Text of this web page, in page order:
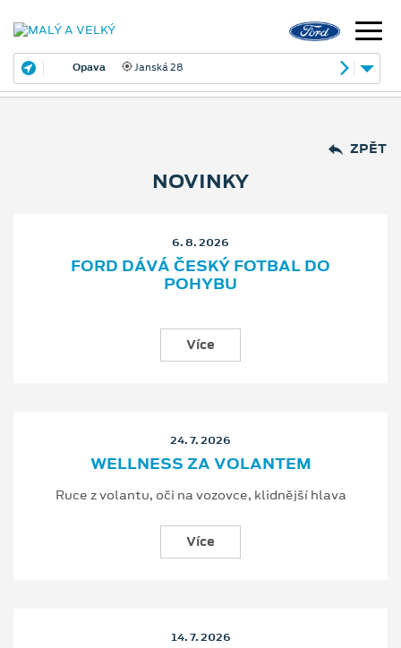
Opava Janská 28
ZPĚT
NOVINKY
6. 8. 2026
FORD DÁVÁ ČESKÝ FOTBAL DO
POHYBU
Více
24. 7. 2026
WELLNESS ZA VOLANTEM
Ruce z volantu, oči na vozovce, klidnější hlava
Více
14. 7. 2026